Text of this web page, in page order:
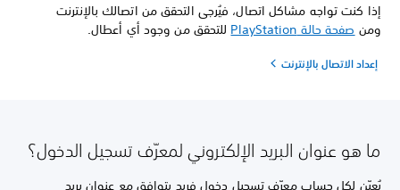
إذا كنت تواجه مشاكل اتصال، فيُرجى التحقق من اتصالك بالإنترنت
ومنصفحة حالة PlayStation للتحقق من وجود أي أعطال.
إعداد الاتصال بالإنترنت
ما هو عنوان البريد الإلكتروني لمعرّف تسجيل الدخول؟
يُعيّن لكل حساب معرّف تسجيل دخول فريد يتوافق مع عنوان بريد